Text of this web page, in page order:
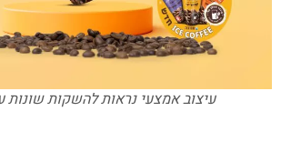
עיצוב אמצעי נראות להשקות שונות